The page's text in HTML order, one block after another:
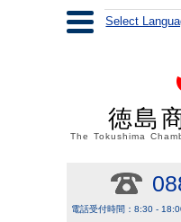
Select
徳島
The Tokushima
電話受付時間：8:30 -